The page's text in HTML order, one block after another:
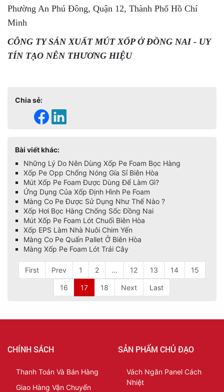
Phường An Phú Đông, Quận 12, Thành Phố Hồ Chí
Minh
CÔNG TY SẢN XUẤT MÚT XỐP Ở ĐỒNG NAI - UY
TÍN TẠO NÊN THƯƠNG HIỆU
Chia sẻ:
Bài viết khác:
Những Lý Do Nên Dùng Xốp Pe Foam Bọc Hàng
Xốp Pe Opp Chống Nóng Gía Sỉ Biên Hòa
Mút Xốp Pe Foam Được Dùng Để Làm Gì?
Ứng Dụng Của Xốp Định Hình Pe Foam
Màng Co Pe Được Sử Dụng Như Thế Nào ?
Xốp Hơi Bọc Hàng Chống Sốc Đồng Nai
Mút Xốp Pe Foam Lót Chuối Biên Hòa
Xốp EPS Làm Nhà Nuôi Chim Yến
Màng Co Pe Quấn Pallet Ở Biên Hòa
Màng Xốp Pe Foam Lót Trái Cây
First Prev 1 2 ... 12 13 14 15
16 17 18 Next Last
CHÍNH SÁCH
Thanh Toán Và Bán Hàng
Giao Hàng Vận Chuyển
SẢN PHẨM CHỦ ĐẠO
Vách Ngăn Panel Cách
Nhiệt